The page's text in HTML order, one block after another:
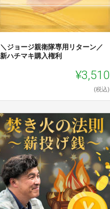
＼ジョージ親衛隊専用リターン／
新ハチマキ購入権利
¥3,510
(税込)